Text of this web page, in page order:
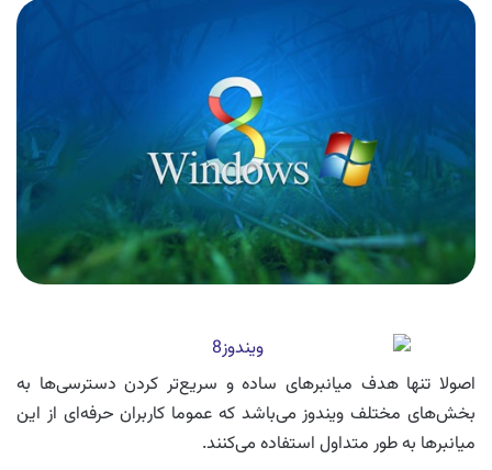
اصولا تنها هدف میانبرهای ساده و سریع‌تر کردن دسترسی‌ها به
بخش‌های مختلف ویندوز می‌باشد که عموما کاربران حرفه‌ای از این
میانبرها به طور متداول استفاده می‌کنند.